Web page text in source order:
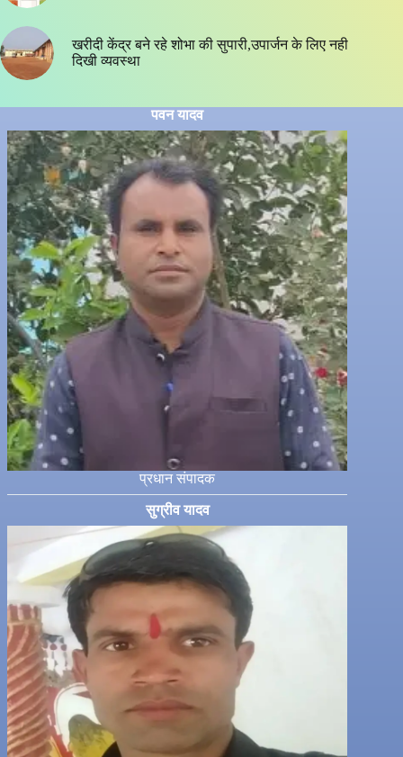
खरीदी केंद्र बने रहे शोभा की सुपारी,उपार्जन के लिए नही
दिखी व्यवस्था
पवन यादव
प्रधान संपादक
सुग्रीव यादव